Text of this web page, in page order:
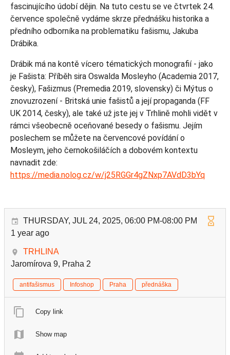
fascinujícího údobí dějin. Na tuto cestu se ve čtvrtek 24.
července společně vydáme skrze přednášku historika a
předního odborníka na problematiku fašismu, Jakuba
Drábika.
Drábik má na kontě vícero tématických monografií - jako
je Fašista: Příběh sira Oswalda Mosleyho (Academia 2017,
česky), Fašizmus (Premedia 2019, slovensky) či Mýtus o
znovuzrození - Britská unie fašistů a její propaganda (FF
UK 2014, česky), ale také už jste jej v Trhlině mohli vidět v
rámci všeobecně oceňované besedy o fašismu. Jejím
poslechem se můžete na červencové povídání o
Mosleym, jeho černokošiláčích a dobovém kontextu
navnadit zde:
https://media.nolog.cz/w/j25RGGr4gZNxp7AVdD3bYq
THURSDAY, JUL 24, 2025, 06:00 PM-08:00 PM
1 year ago
TRHLINA
Jaromírova 9, Praha 2
antifašismus Infoshop Praha přednáška
Copy link
Show map